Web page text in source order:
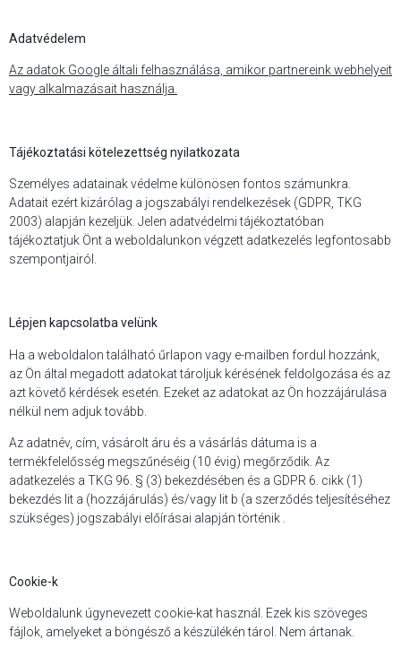
Adatvédelem
Az adatok Google általi felhasználása, amikor partnereink webhelyeit
vagy alkalmazásait használja.
Tájékoztatási kötelezettség nyilatkozata
Személyes adatainak védelme különösen fontos számunkra.
Adatait ezért kizárólag a jogszabályi rendelkezések (GDPR, TKG
2003) alapján kezeljük. Jelen adatvédelmi tájékoztatóban
tájékoztatjuk Önt a weboldalunkon végzett adatkezelés legfontosabb
szempontjairól.
Lépjen kapcsolatba velünk
Ha a weboldalon található űrlapon vagy e-mailben fordul hozzánk,
az Ön által megadott adatokat tároljuk kérésének feldolgozása és az
azt követő kérdések esetén. Ezeket az adatokat az Ön hozzájárulása
nélkül nem adjuk tovább.
Az adatnév, cím, vásárolt áru és a vásárlás dátuma is a
termékfelelősség megszűnéséig (10 évig) megőrződik. Az
adatkezelés a TKG 96. § (3) bekezdésében és a GDPR 6. cikk (1)
bekezdés lit a (hozzájárulás) és/vagy lit b (a szerződés teljesítéséhez
szükséges) jogszabályi előírásai alapján történik .
Cookie-k
Weboldalunk úgynevezett cookie-kat használ. Ezek kis szöveges
fájlok, amelyeket a böngésző a készülékén tárol. Nem ártanak.